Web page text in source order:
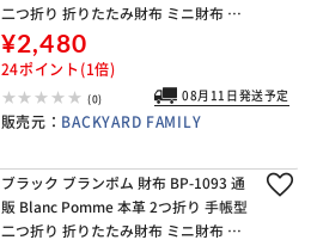
二つ折り 折りたたみ財布 ミニ財布 コ
ンパクト レディース 革 レザー 小銭入
れ コインケース カード
¥2,480
24ポイント(1倍)
(0) 08月11日発送予定
販売元： BACKYARD FAMILY
ブラック ブランポム 財布 BP-1093 通
販 Blanc Pomme 本革 2つ折り 手帳型
二つ折り 折りたたみ財布 ミニ財布 コ